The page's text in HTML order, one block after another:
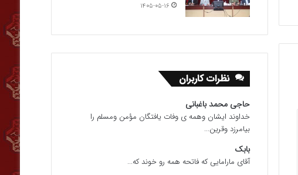
۱۴۰۵-۰۵-۱۶
نظرات کاربران
حاجی محمد باغبانی
خداوند ایشان وهمه ی وفات یافتگان مؤمن ومسلم را
بیامرزد وقرین...
بابک
آقای مارامایی که فاتحه همه رو خوند که...